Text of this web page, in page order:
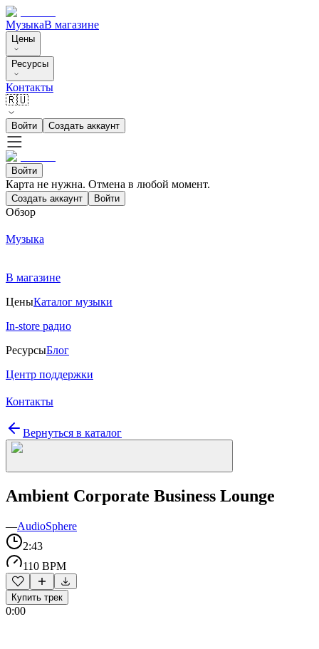
МузыкаВ магазине
Цены
Ресурсы
Контакты
🇷🇺
Войти Создать аккаунт
Войти
Карта не нужна. Отмена в любой момент.
Создать аккаунт Войти
Обзор
Музыка
В магазине
ЦеныКаталог музыки
In-store радио
РесурсыБлог
Центр поддержки
Контакты
Вернуться в каталог
Ambient Corporate Business Lounge
—AudioSphere
2:43
110 BPM
Купить трек
0:00